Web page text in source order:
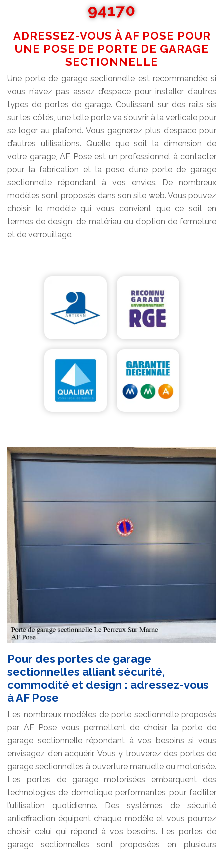
94170
ADRESSEZ-VOUS À AF POSE POUR
UNE POSE DE PORTE DE GARAGE
SECTIONNELLE
Une porte de garage sectionnelle est recommandée si
vous n’avez pas assez d’espace pour installer d’autres
types de portes de garage. Coulissant sur des rails sis
sur les côtés, une telle porte va s’ouvrir à la verticale pour
se loger au plafond. Vous gagnerez plus d’espace pour
d’autres utilisations. Quelle que soit la dimension de
votre garage, AF Pose est un professionnel à contacter
pour la fabrication et la pose d’une porte de garage
sectionnelle répondant à vos envies. De nombreux
modèles sont proposés dans son site web. Vous pouvez
choisir le modèle qui vous convient que ce soit en
termes de design, de matériau ou d’option de fermeture
et de verrouillage.
Pour des portes de garage
sectionnelles alliant sécurité,
commodité et design : adressez-vous
à AF Pose
Les nombreux modèles de porte sectionnelle proposés
par AF Pose vous permettent de choisir la porte de
garage sectionnelle répondant à vos besoins si vous
envisagez d’en acquérir. Vous y trouverez des portes de
garage sectionnelles à ouverture manuelle ou motorisée.
Les portes de garage motorisées embarquent des
technologies de domotique performantes pour faciliter
l’utilisation quotidienne. Des systèmes de sécurité
antieffraction équipent chaque modèle et vous pourrez
choisir celui qui répond à vos besoins. Les portes de
garage sectionnelles sont proposées en plusieurs